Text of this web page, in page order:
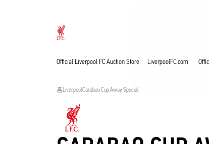
Official Liverpool FC Auction Store LiverpoolFC.com
홈LiverpoolCarabao Cup Away Special